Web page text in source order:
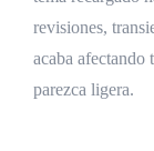
revisiones,
acaba afectando
parezca ligera.